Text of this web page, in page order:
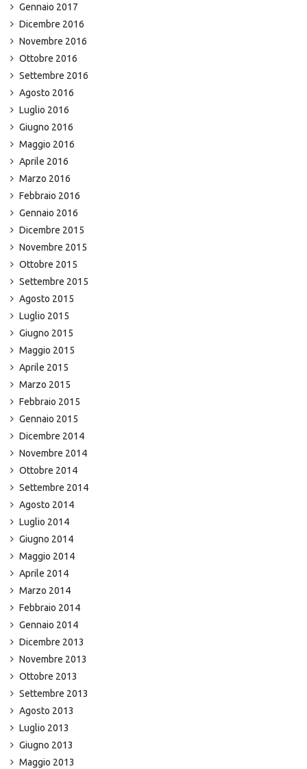
Gennaio 2017
Dicembre 2016
Novembre 2016
Ottobre 2016
Settembre 2016
Agosto 2016
Luglio 2016
Giugno 2016
Maggio 2016
Aprile 2016
Marzo 2016
Febbraio 2016
Gennaio 2016
Dicembre 2015
Novembre 2015
Ottobre 2015
Settembre 2015
Agosto 2015
Luglio 2015
Giugno 2015
Maggio 2015
Aprile 2015
Marzo 2015
Febbraio 2015
Gennaio 2015
Dicembre 2014
Novembre 2014
Ottobre 2014
Settembre 2014
Agosto 2014
Luglio 2014
Giugno 2014
Maggio 2014
Aprile 2014
Marzo 2014
Febbraio 2014
Gennaio 2014
Dicembre 2013
Novembre 2013
Ottobre 2013
Settembre 2013
Agosto 2013
Luglio 2013
Giugno 2013
Maggio 2013